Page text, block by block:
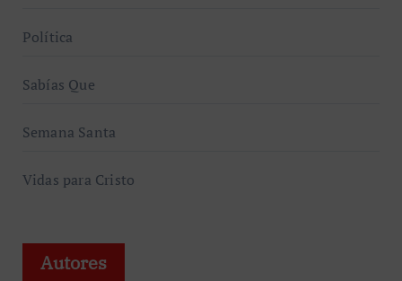
Política
Sabías Que
Semana Santa
Vidas para Cristo
Autores